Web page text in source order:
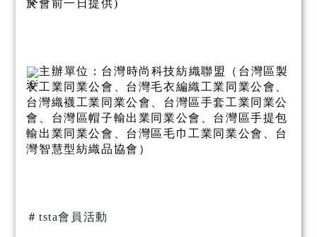
於會前一日提供)
主辦單位：台灣時尚科技紡織聯盟（台灣區製
衣工業同業公會、台灣毛衣編織工業同業公會、
台灣織襪工業同業公會、台灣區手套工業同業公
會、台灣區帽子輸出業同業公會、台灣區手提包
輸出業同業公會、台灣區毛巾工業同業公會、台
灣智慧型紡織品協會）
＃tsta會員活動